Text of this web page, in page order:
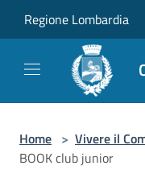
Regione Lombardia
Home > Vivere il
BOOK club junior